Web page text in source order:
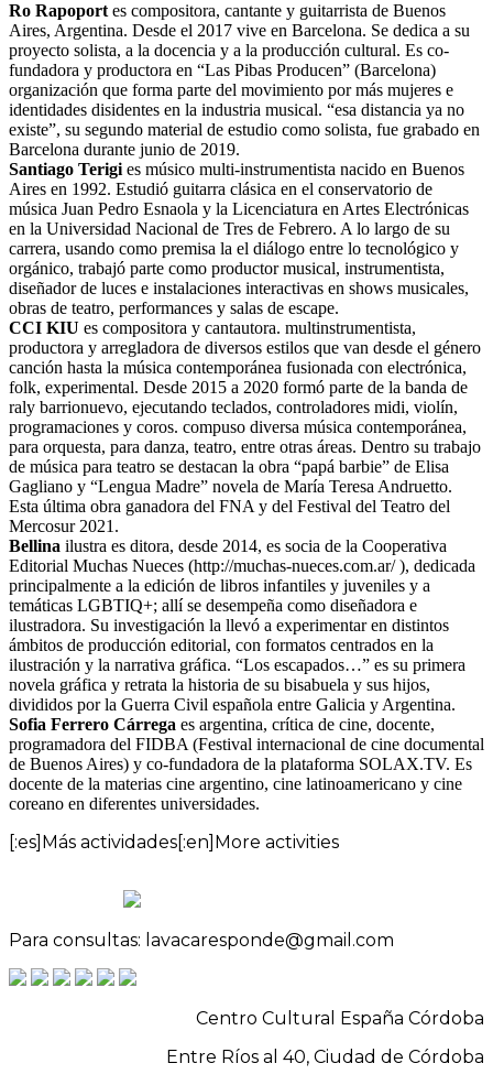
Ro Rapoport es compositora, cantante y guitarrista de Buenos
Aires, Argentina. Desde el 2017 vive en Barcelona. Se dedica a su
proyecto solista, a la docencia y a la producción cultural. Es co-
fundadora y productora en “Las Pibas Producen” (Barcelona)
organización que forma parte del movimiento por más mujeres e
identidades disidentes en la industria musical. “esa distancia ya no
existe”, su segundo material de estudio como solista, fue grabado en
Barcelona durante junio de 2019.
Santiago Terigi es músico multi-instrumentista nacido en Buenos
Aires en 1992. Estudió guitarra clásica en el conservatorio de
música Juan Pedro Esnaola y la Licenciatura en Artes Electrónicas
en la Universidad Nacional de Tres de Febrero. A lo largo de su
carrera, usando como premisa la el diálogo entre lo tecnológico y
orgánico, trabajó parte como productor musical, instrumentista,
diseñador de luces e instalaciones interactivas en shows musicales,
obras de teatro, performances y salas de escape.
CCI KIU es compositora y cantautora. multinstrumentista,
productora y arregladora de diversos estilos que van desde el género
canción hasta la música contemporánea fusionada con electrónica,
folk, experimental. Desde 2015 a 2020 formó parte de la banda de
raly barrionuevo, ejecutando teclados, controladores midi, violín,
programaciones y coros. compuso diversa música contemporánea,
para orquesta, para danza, teatro, entre otras áreas. Dentro su trabajo
de música para teatro se destacan la obra “papá barbie” de Elisa
Gagliano y “Lengua Madre” novela de María Teresa Andruetto.
Esta última obra ganadora del FNA y del Festival del Teatro del
Mercosur 2021.
Bellina ilustra es ditora, desde 2014, es socia de la Cooperativa
Editorial Muchas Nueces (http://muchas-nueces.com.ar/ ), dedicada
principalmente a la edición de libros infantiles y juveniles y a
temáticas LGBTIQ+; allí se desempeña como diseñadora e
ilustradora. Su investigación la llevó a experimentar en distintos
ámbitos de producción editorial, con formatos centrados en la
ilustración y la narrativa gráfica. “Los escapados…” es su primera
novela gráfica y retrata la historia de su bisabuela y sus hijos,
divididos por la Guerra Civil española entre Galicia y Argentina.
Sofia Ferrero Cárrega es argentina, crítica de cine, docente,
programadora del FIDBA (Festival internacional de cine documental
de Buenos Aires) y co-fundadora de la plataforma SOLAX.TV. Es
docente de la materias cine argentino, cine latinoamericano y cine
coreano en diferentes universidades.
[:es]Más actividades[:en]More activities
Para consultas: lavacaresponde@gmail.com
Centro Cultural España Córdoba
Entre Ríos al 40, Ciudad de Córdoba